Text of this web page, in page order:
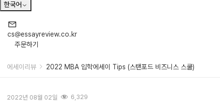
한국어
cs@essayreview.co.kr
주문하기
에세이리뷰 2022 MBA 입학에세이 Tips (스탠포드 비즈니스 스쿨)
2022년 08월 02일 6,329